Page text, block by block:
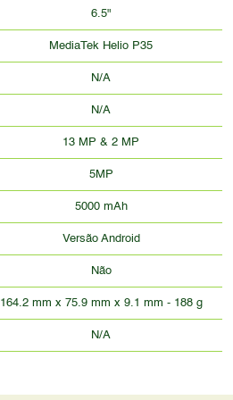
6.5"
MediaTek Helio P35
N/A
N/A
13 MP & 2 MP
5MP
5000 mAh
Versão Android
Não
164.2 mm x 75.9 mm x 9.1 mm - 188 g
N/A